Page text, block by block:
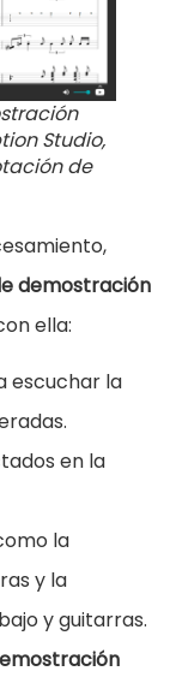
Studio,
de
demostración
ella:
escuchar la
en la
la
y la
y guitarras.